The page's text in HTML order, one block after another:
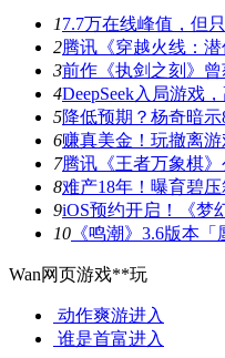
17.7万在线峰值，但
2腾讯《穿越火线：
3前作《执剑之刻》
4DeepSeek入局游戏
5降低预期？杨奇暗
6赚真美金！玩撤离
7腾讯《王者万象棋
8难产18年！曝育碧
9iOS预约开启！《梦
10 《鸣潮》3.6版本
Wan网页游戏**玩
动作爽游进入
谁是首富进入